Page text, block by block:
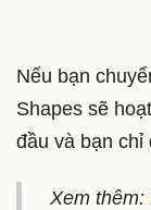
Nếu bạn
Shapes sẽ
đầu và bạn
Xem thêm: